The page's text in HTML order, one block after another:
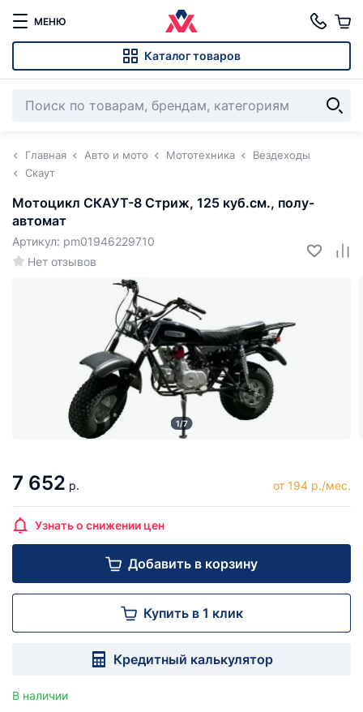
МЕНЮ
Каталог товаров
Главная Авто и мото Мототехника
Вездеходы
Скаут
Мотоцикл СКАУТ-8 Стриж, 125 куб.см., полу-
автомат
Нет отзывов
Артикул: pm01946229710
1/7
7 652 р. от 194 р./мес.
Узнать о снижении цен
Добавить в корзину
Купить в 1 клик
Кредитный калькулятор
В наличии